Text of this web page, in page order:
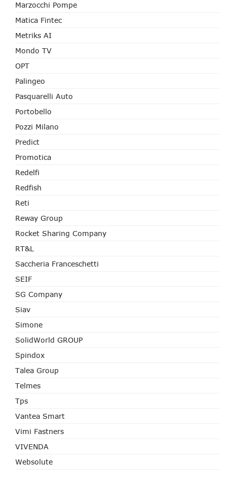
Marzocchi Pompe
Matica Fintec
Metriks AI
Mondo TV
OPT
Palingeo
Pasquarelli Auto
Portobello
Pozzi Milano
Predict
Promotica
Redelfi
Redfish
Reti
Reway Group
Rocket Sharing Company
RT&L
Saccheria Franceschetti
SEIF
SG Company
Siav
Simone
SolidWorld GROUP
Spindox
Talea Group
Telmes
Tps
Vantea Smart
Vimi Fastners
VIVENDA
Websolute